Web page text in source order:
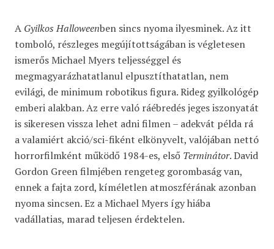
A Gyilkos Halloweenben sincs nyoma ilyesminek. Az itt
tomboló, részleges megújítottságában is végletesen
ismerős Michael Myers teljességgel és
megmagyarázhatatlanul elpusztíthatatlan, nem
evilági, de minimum robotikus figura. Rideg gyilkológép
emberi alakban. Az erre való ráébredés jeges iszonyatát
is sikeresen vissza lehet adni filmen – adekvát példa rá
a valamiért akció/sci-fiként elkönyvelt, valójában nettó
horrorfilmként működő 1984-es, első Terminátor. David
Gordon Green filmjében rengeteg gorombaság van,
ennek a fajta zord, kíméletlen atmoszférának azonban
nyoma sincsen. Ez a Michael Myers így hiába
vadállatias, marad teljesen érdektelen.